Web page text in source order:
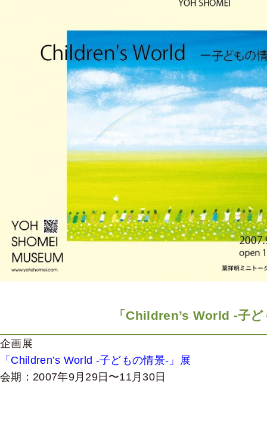
「Children’s World -子
企画展
「Children’s World -子どもの情景-」展
会期：2007年9月29日〜11月30日